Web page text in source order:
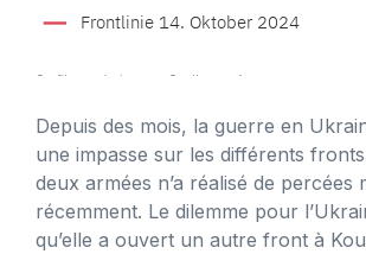
Depuis des mois, la guerre en
une impasse sur les différents
deux armées n’a réalisé de percées
récemment. Le dilemme pour
qu’elle a ouvert un autre front à